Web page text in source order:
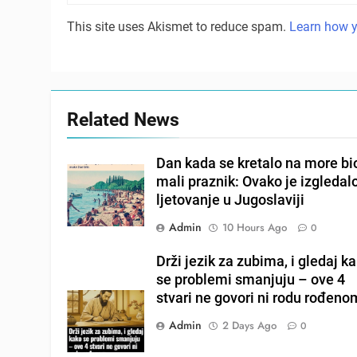
This site uses Akismet to reduce spam. Learn how
Related News
Dan kada se kretalo na more
mali praznik: Ovako je
ljetovanje u Jugoslaviji
Admin
10 Hours Ago 0
Drži jezik za zubima, i gledaj
se problemi smanjuju – ove 4
stvari ne govori ni rodu
Admin
2 Days Ago 0